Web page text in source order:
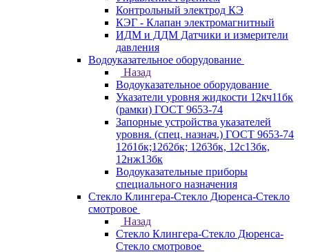
Контрольный электрод КЭ
КЭГ - Клапан электромагнитный
ИДМ и ДДМ Датчики и измерители
давления
Водоуказательное оборудование
Назад
Водоуказательное оборудование
Указатели уровня жидкости 12кч11бк
(рамки) ГОСТ 9653-74
Запорные устройства указателей
уровня. (спец. назнач.) ГОСТ 9653-74
12б1бк;12б2бк; 12б3бк, 12с13бк,
12нж13бк
Водоуказательные приборы
специального назначения
Стекло Клингера-Стекло Дюренса-Стекло
смотровое
Назад
Стекло Клингера-Стекло Дюренса-
Стекло смотровое